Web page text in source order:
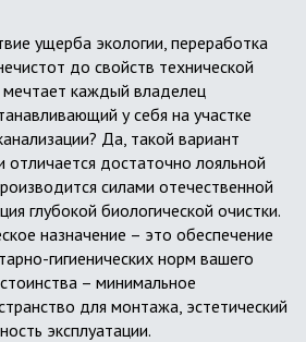
ущерба экологии, переработка
до свойств технической
каждый владелец
у себя на участке
Да, такой вариант
отличается достаточно лояльной
силами отечественной
глубокой биологической очистки.
назначение – это обеспечение
гигиенических норм вашего
– минимальное
для монтажа, эстетический
эксплуатации.